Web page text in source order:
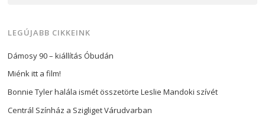
LEGÚJABB CIKKEINK
Dámosy 90 – kiállítás Óbudán
Miénk itt a film!
Bonnie Tyler halála ismét összetörte Leslie Mandoki szívét
Centrál Színház a Szigliget Várudvarban